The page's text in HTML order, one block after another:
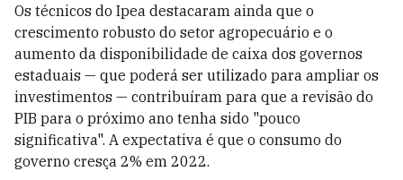
Os técnicos do Ipea destacaram ainda que o
crescimento robusto do setor agropecuário e o
aumento da disponibilidade de caixa dos governos
estaduais — que poderá ser utilizado para ampliar os
investimentos — contribuíram para que a revisão do
PIB para o próximo ano tenha sido "pouco
significativa". A expectativa é que o consumo do
governo cresça 2% em 2022.